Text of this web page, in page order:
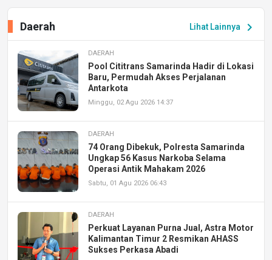
Lihat Lainnya chevron_right
Daerah
DAERAH
Pool Cititrans Samarinda Hadir di Lokasi
Baru, Permudah Akses Perjalanan
Antarkota
Minggu, 02 Agu 2026 14:37
DAERAH
74 Orang Dibekuk, Polresta Samarinda
Ungkap 56 Kasus Narkoba Selama
Operasi Antik Mahakam 2026
Sabtu, 01 Agu 2026 06:43
DAERAH
Perkuat Layanan Purna Jual, Astra Motor
Kalimantan Timur 2 Resmikan AHASS
Sukses Perkasa Abadi